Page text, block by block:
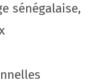
sénégalaise,